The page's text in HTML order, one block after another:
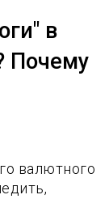
в
Почему
валютного